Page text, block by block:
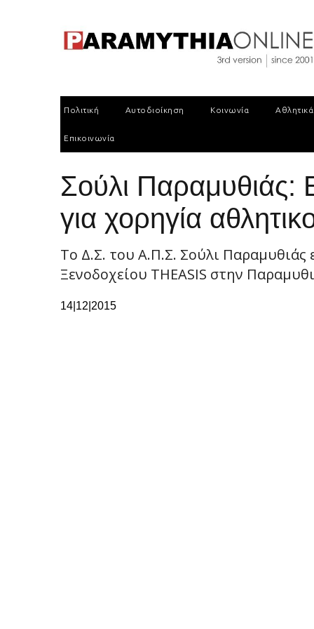
Πολιτική Αυτοδιοίκηση Κοινωνία Αθλητικά
Επικοινωνία
Σούλι Παραμυθιάς:
για χορηγία
Το Δ.Σ. του Α.Π.Σ. Σούλι Παραμυθιάς
Ξενοδοχείου THEASIS στην
14|12|2015